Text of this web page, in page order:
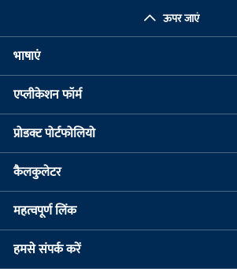
ऊपर जाएं
भाषाएं
एप्लीकेशन फॉर्म
प्रोडक्ट पोर्टफोलियो
कैलकुलेटर
महत्वपूर्ण लिंक
हमसे संपर्क करें